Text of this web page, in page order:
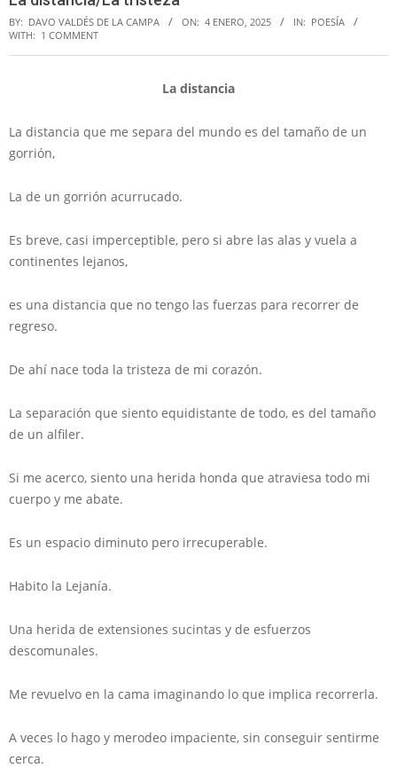
BY: DAVO VALDÉS DE LA CAMPA ON: 4 ENERO, 2025 IN: POESÍA
WITH: 1 COMMENT
La distancia
La distancia que me separa del mundo es del tamaño de un
gorrión,
La de un gorrión acurrucado.
Es breve, casi imperceptible, pero si abre las alas y vuela a
continentes lejanos,
es una distancia que no tengo las fuerzas para recorrer de
regreso.
De ahí nace toda la tristeza de mi corazón.
La separación que siento equidistante de todo, es del tamaño
de un alfiler.
Si me acerco, siento una herida honda que atraviesa todo mi
cuerpo y me abate.
Es un espacio diminuto pero irrecuperable.
Habito la Lejanía.
Una herida de extensiones sucintas y de esfuerzos
descomunales.
Me revuelvo en la cama imaginando lo que implica recorrerla.
A veces lo hago y merodeo impaciente, sin conseguir sentirme
cerca.